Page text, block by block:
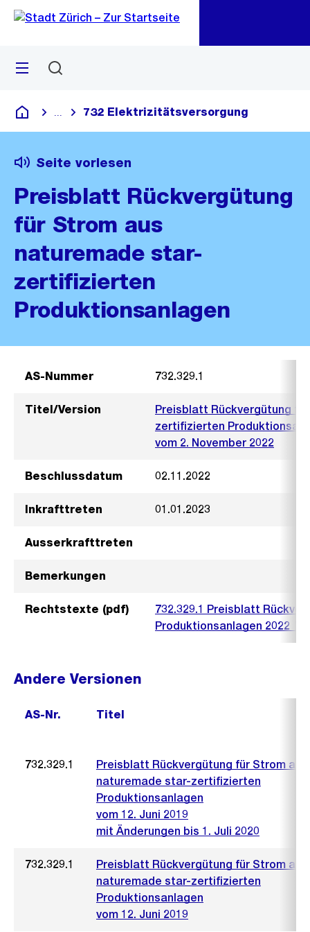
Navigation
Sprunglink
Menü
Deutsch
Blende alle Breadcrumbs ein
732 Elektrizitätsversorgung
Seite vorlesen
Preisblatt Rückvergütung
für Strom aus
naturemade star-
zertifizierten
Produktionsanlagen
AS-Nummer 732.329.1
Titel/Version
Preisblatt Rückvergütung
zertifizierten
vom 2. November 2022
Beschlussdatum 02.11.2022
Inkrafttreten 01.01.2023
Ausserkrafttreten
Bemerkungen
Rechtstexte (pdf)
732.329.1 Preisblatt
Produktionsanlagen
Andere Versionen
AS-Nr. Titel
732.329.1
Preisblatt Rückvergütung für Strom aus
naturemade star-zertifizierten
Produktionsanlagen
vom 12. Juni 2019
mit Änderungen bis 1. Juli 2020
732.329.1
Preisblatt Rückvergütung für Strom aus
naturemade star-zertifizierten
Produktionsanlagen
vom 12. Juni 2019